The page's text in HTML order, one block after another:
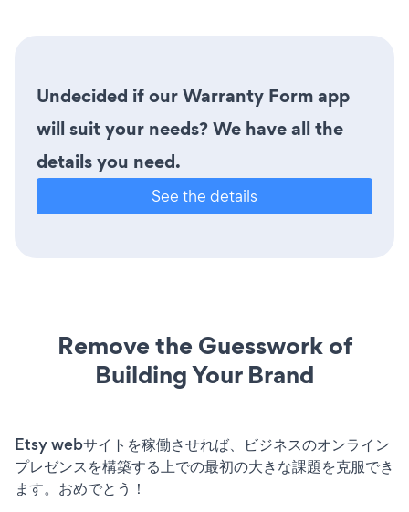
Undecided if our Warranty Form app
will suit your needs? We have all the
details you need.
See the details
Remove the Guesswork of
Building Your Brand
Etsy webサイトを稼働させれば、ビジネスのオンライン
プレゼンスを構築する上での最初の大きな課題を克服でき
ます。おめでとう！